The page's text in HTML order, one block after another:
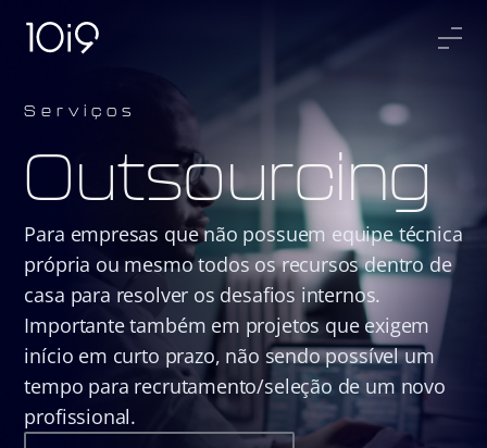
Serviços
Outsourcing
Para empresas que não possuem equipe técnica
própria ou mesmo todos os recursos dentro de
casa para resolver os desafios internos.
Importante também em projetos que exigem
início em curto prazo, não sendo possível um
tempo para recrutamento/seleção de um novo
profissional.